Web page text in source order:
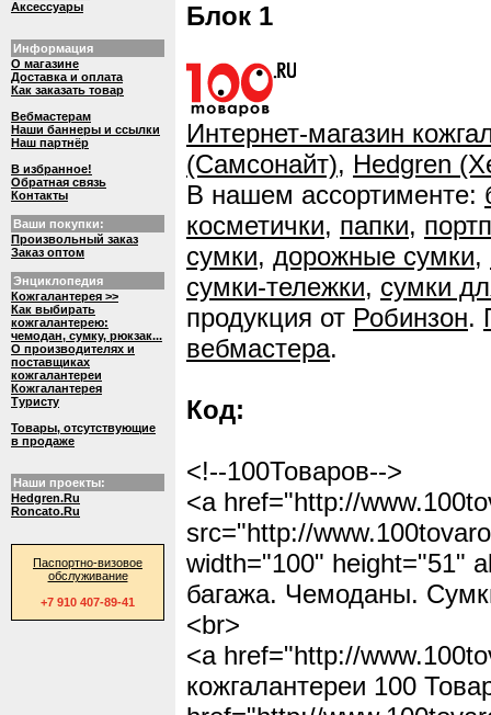
Аксессуары
Информация
О магазине
Доставка и оплата
Как заказать товар
Вебмастерам
Наши баннеры и ссылки
Наш партнёр
В избранное!
Обратная связь
Контакты
Ваши покупки:
Произвольный заказ
Заказ оптом
Энциклопедия
Кожгалантерея >>
Как выбирать
кожгалантерею:
чемодан, сумку, рюкзак...
О производителях и
поставщиках
кожгалантереи
Кожгалантерея
Туристу
Товары, отсутствующие
в продаже
Наши проекты:
Hedgren.Ru
Roncato.Ru
Паспортно-визовое
обслуживание
+7 910 407-89-41
Блок 1
Интернет-магазин
(Самсонайт), Hedgren
В нашем ассортименте:
косметички, папки,
сумки, дорожные сумки,
сумки-тележки, сумки
продукция от Робинзон.
вебмастера.
Код:
<!--100Товаров-->
<a href="http://
src="http://
width="100" height="51"
багажа. Чемоданы.
<br>
<a href="http://
кожгалантереи 100